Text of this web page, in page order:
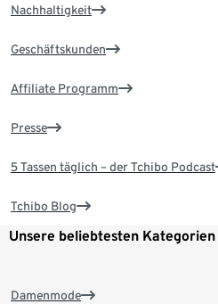
Nachhaltigkeit
Geschäftskunden
Affiliate Programm
Presse
5 Tassen täglich – der Tchibo Podcast
Tchibo Blog
Unsere beliebtesten Kategorien
Damenmode